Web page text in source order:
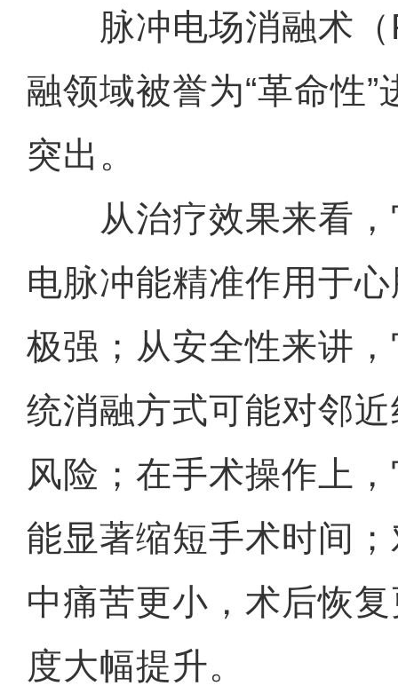
脉冲电场消融术（
融领域被誉为“革命性
突出。
从治疗效果来看，
电脉冲能精准作用于
极强；从安全性来讲
统消融方式可能对邻
风险；在手术操作上
能显著缩短手术时间
中痛苦更小，术后恢
度大幅提升。